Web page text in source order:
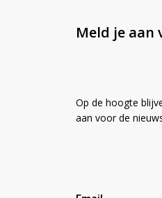
Meld je aan
Op de hoogte
aan voor de